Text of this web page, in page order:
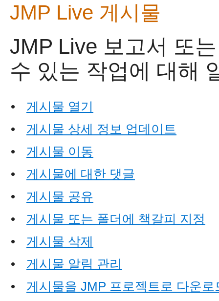
JMP Live 게시물
JMP Live 보고서 또
수 있는 작업에 대해
•
게시물 열기
•
게시물 상세 정보 업데이트
•
게시물 이동
•
게시물에 대한 댓글
•
게시물 공유
•
게시물 또는 폴더에 책갈피 지정
•
게시물 삭제
•
게시물 알림 관리
•
게시물을 JMP 프로젝트로 다운로